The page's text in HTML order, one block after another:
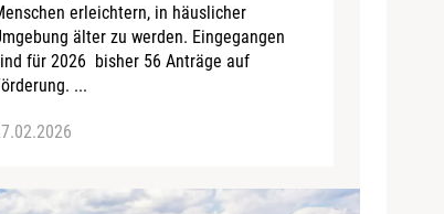
erleichtern, in häuslicher
älter zu werden. Eingegangen
für 2026 bisher 56 Anträge auf
...